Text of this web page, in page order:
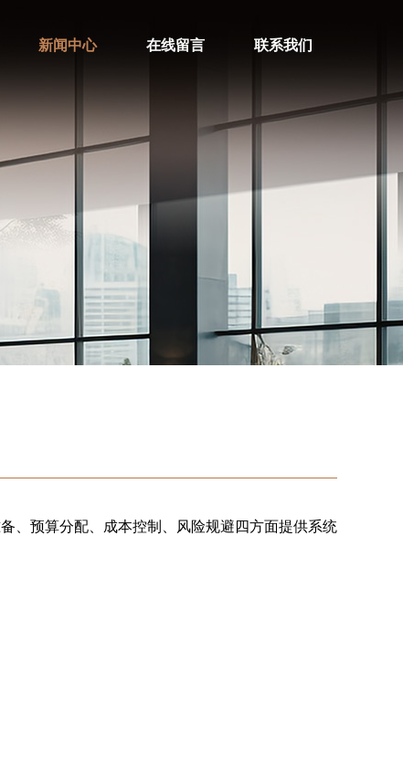
新闻中心 在线留言 联系我们
预算分配、成本控制、风险规避四方面提供系统